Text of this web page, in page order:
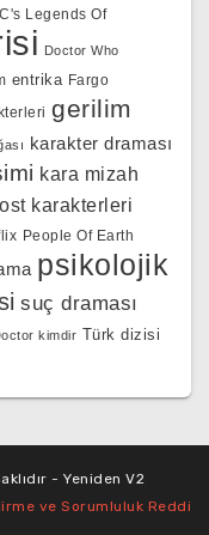
Legends Of
Doctor Who
entrika Fargo
gerilim
karakter draması
kara mizah
karakterleri
People Of Earth
psikolojik
suç draması
kimdir Türk dizisi
- Yeniden V2
ve Sorumluluk Reddi